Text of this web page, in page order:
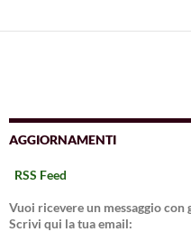
AGGIORNAMENTI
RSS Feed
Vuoi ricevere un messaggio
Scrivi qui la tua email: